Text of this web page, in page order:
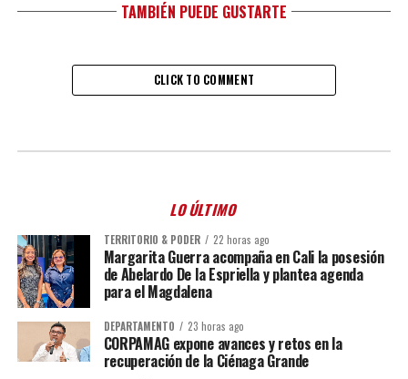
TAMBIÉN PUEDE GUSTARTE
CLICK TO COMMENT
LO ÚLTIMO
TERRITORIO & PODER 22 horas ago
Margarita Guerra acompaña en Cali la posesión
de Abelardo De la Espriella y plantea agenda
para el Magdalena
DEPARTAMENTO 23 horas ago
CORPAMAG expone avances y retos en la
recuperación de la Ciénaga Grande